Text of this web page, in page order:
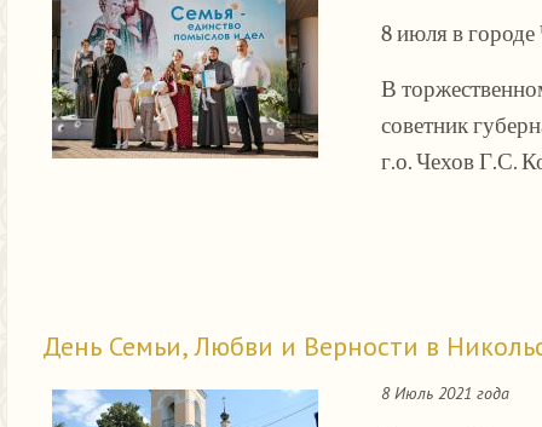
8 июля в
В
советник
г.о. Чехов Г.С.
День Семьи, Любви и Верности в
8 Июль 2021 года